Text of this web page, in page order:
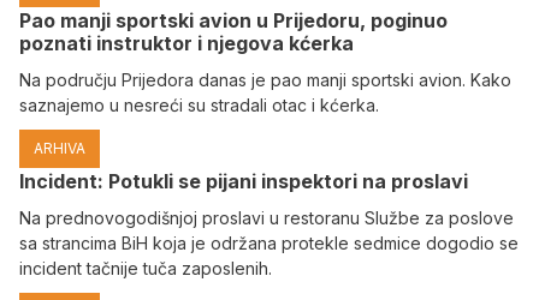
Pao manji sportski avion u Prijedoru, poginuo
poznati instruktor i njegova kćerka
Na području Prijedora danas je pao manji sportski avion. Kako
saznajemo u nesreći su stradali otac i kćerka.
ARHIVA
Incident: Potukli se pijani inspektori na proslavi
Na prednovogodišnjoj proslavi u restoranu Službe za poslove
sa strancima BiH koja je održana protekle sedmice dogodio se
incident tačnije tuča zaposlenih.